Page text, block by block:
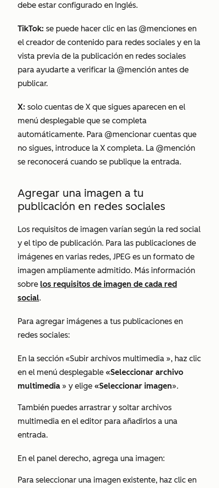
debe estar configurado en Inglés.
TikTok: se puede hacer clic en las @menciones en
el creador de contenido para redes sociales y en la
vista previa de la publicación en redes sociales
para ayudarte a verificar la @mención antes de
publicar.
X: solo cuentas de X que sigues aparecen en el
menú desplegable que se completa
automáticamente. Para @mencionar cuentas que
no sigues, introduce la X completa. La @mención
se reconocerá cuando se publique la entrada.
Agregar una imagen a tu
publicación en redes sociales
Los requisitos de imagen varían según la red social
y el tipo de publicación. Para las publicaciones de
imágenes en varias redes, JPEG es un formato de
imagen ampliamente admitido. Más información
sobre los requisitos de imagen de cada red
social.
Para agregar imágenes a tus publicaciones en
redes sociales:
En la sección «Subir archivos multimedia », haz clic
en el menú desplegable «Seleccionar archivo
multimedia » y elige «Seleccionar imagen».
También puedes arrastrar y soltar archivos
multimedia en el editor para añadirlos a una
entrada.
En el panel derecho, agrega una imagen:
Para seleccionar una imagen existente, haz clic en